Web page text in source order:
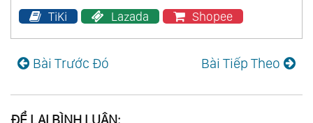
TiKi
Lazada Shopee
Bài Trước Đó Bài Tiếp Theo
ĐỂ LẠI BÌNH LUẬN: